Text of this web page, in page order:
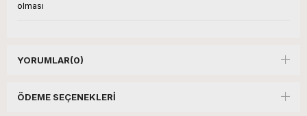
olması
YORUMLAR(0)
ÖDEME SEÇENEKLERI